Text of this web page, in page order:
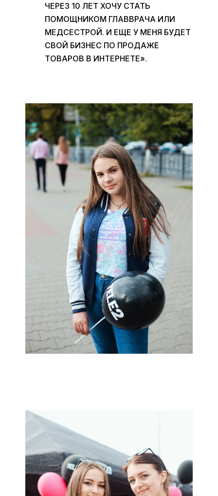
ЧЕРЕЗ 10 ЛЕТ ХОЧУ СТАТЬ
ПОМОЩНИКОМ ГЛАВВРАЧА ИЛИ
МЕДСЕСТРОЙ. И ЕЩЕ У МЕНЯ БУДЕТ
СВОЙ БИЗНЕС ПО ПРОДАЖЕ
ТОВАРОВ В ИНТЕРНЕТЕ».